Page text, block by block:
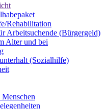
Rehabilitation
Arbeitsuchende (Bürgergeld)
Alter und bei
(Sozialhilfe)